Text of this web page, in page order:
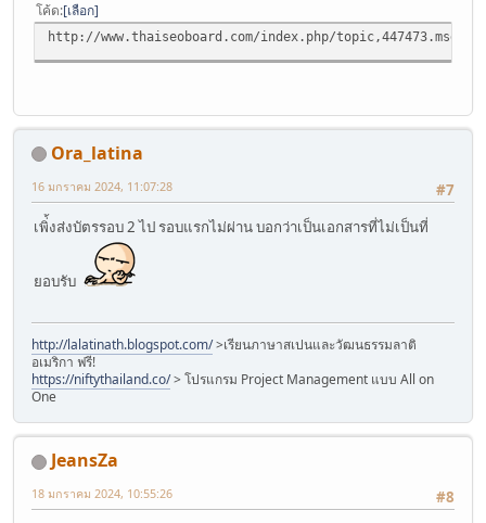
โค้ด เลือก
http://www.thaiseoboard.com/index.php/
Ora_latina
#7
16 มกราคม 2024, 11:07:28
เพิ่้งส่งบัตรรอบ 2 ไป รอบแรกไม่ผ่าน บอกว่าเป็นเอกสารที่ไม่เป็นที่
ยอบรับ
http://lalatinath.blogspot.com/>เรียนภาษาสเปนและวัฒนธรรมลาติ
อเมริกา ฟรี!
https://niftythailand.co/> โปรแกรม Project Management แบบ All on
One
JeansZa
#8
18 มกราคม 2024, 10:55:26